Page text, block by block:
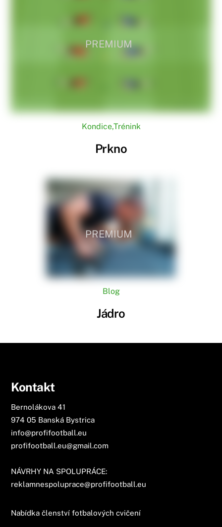
PREMIUM
Kondice,Trénink
Prkno
PREMIUM
Blog
Jádro
Kontakt
Bernolákova 41
974 05 Banská Bystrica
info@profifootball.eu
profifootball.eu@gmail.com
NÁVRHY NA SPOLUPRÁCE:
reklamnespoluprace@profifootball.eu
Nabídka členství fotbalových cvičení